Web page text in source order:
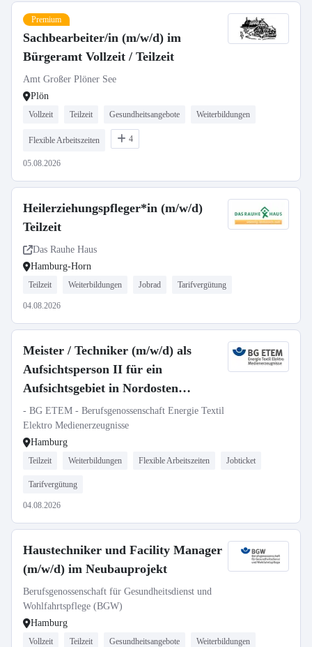
Premium
Sachbearbeiter/in (m/w/d) im
Bürgeramt Vollzeit / Teilzeit
Amt Großer Plöner See
Plön
Vollzeit Teilzeit Gesundheitsangebote Weiterbildungen
Flexible Arbeitszeiten 4
05.08.2026
Heilerziehungspfleger*in (m/w/d)
Teilzeit
Das Rauhe Haus
Hamburg-Horn
Teilzeit Weiterbildungen Jobrad Tarifvergütung
04.08.2026
Meister / Techniker (m/w/d) als
Aufsichtsperson II für ein
Aufsichtsgebiet in Nordosten
Niedersachsens.
- BG ETEM - Berufsgenossenschaft Energie Textil
Elektro Medienerzeugnisse
Hamburg
Teilzeit Weiterbildungen Flexible Arbeitszeiten Jobticket
Tarifvergütung
04.08.2026
Haustechniker und Facility Manager
(m/w/d) im Neubauprojekt
Berufsgenossenschaft für Gesundheitsdienst und
Wohlfahrtspflege (BGW)
Hamburg
Vollzeit Teilzeit Gesundheitsangebote Weiterbildungen